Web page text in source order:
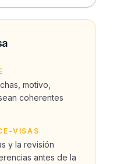
motivo,
coherentes
VISAS
y la revisión
antes de la